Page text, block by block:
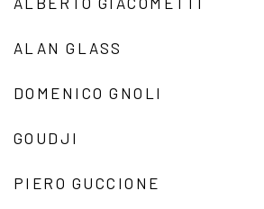
ALAN GLASS
DOMENICO GNOLI
GOUDJI
PIERO GUCCIONE